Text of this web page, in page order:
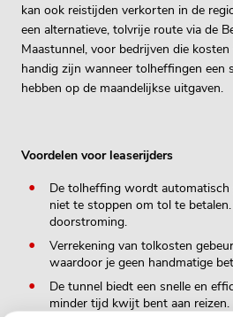
kan ook reistijden verkorten in de
een alternatieve, tolvrije route via de
Maastunnel, voor bedrijven die
handig zijn wanneer tolheffingen een
hebben op de maandelijkse uitgaven.
Voordelen voor leaserijders
De tolheffing wordt automatisch
niet te stoppen om tol te
doorstroming.
Verrekening van tolkosten
waardoor je geen handmatige
De tunnel biedt een snelle en
minder tijd kwijt bent aan reizen.